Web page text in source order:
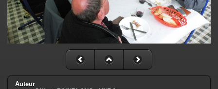
Auteur